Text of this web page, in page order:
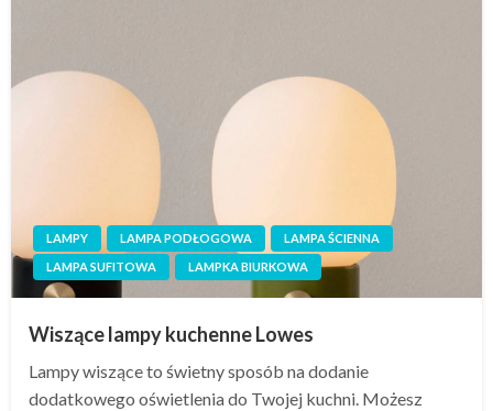
LAMPY LAMPA PODŁOGOWA
LAMPA ŚCIENNA
LAMPA SUFITOWA
LAMPKA BIURKOWA
Wiszące lampy kuchenne Lowes
Lampy wiszące to świetny sposób na dodanie
dodatkowego oświetlenia do Twojej kuchni. Możesz